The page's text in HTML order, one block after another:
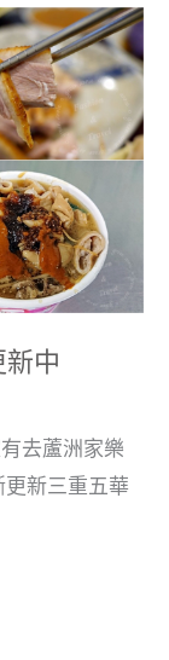
中
去蘆洲家樂
新三重五華